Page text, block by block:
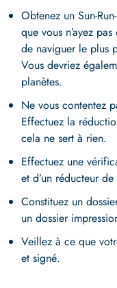
Obtenez un Sun-
que vous n’ayez
de naviguer le plus
Vous devriez
planètes.
Ne vous contentez
Effectuez la
cela ne sert à rien.
Effectuez une
et d’un réducteur
Constituez un
un dossier
Veillez à ce que
et signé.